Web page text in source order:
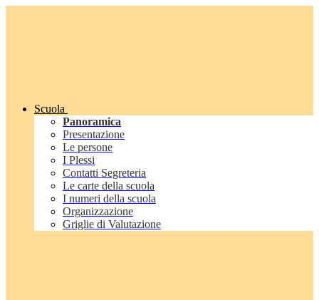
Scuola
Panoramica
Presentazione
Le persone
I Plessi
Contatti Segreteria
Le carte della scuola
I numeri della scuola
Organizzazione
Griglie di Valutazione